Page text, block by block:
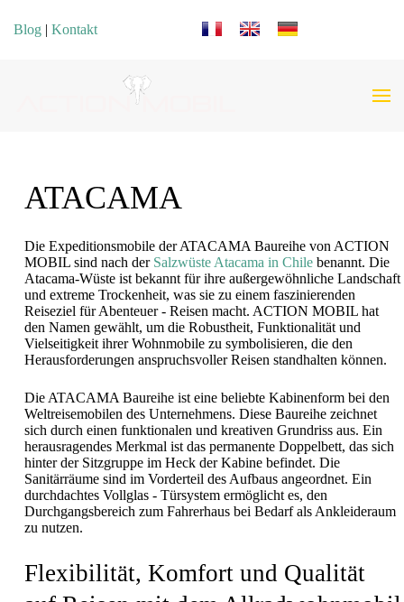
Blog | Kontakt Sprache auswählen
ATACAMA
Die Expeditionsmobile der ATACAMA Baureihe von ACTION
MOBIL sind nach der Salzwüste Atacama in Chile benannt. Die
Atacama-Wüste ist bekannt für ihre außergewöhnliche Landschaft
und extreme Trockenheit, was sie zu einem faszinierenden
Reiseziel für Abenteuer - Reisen macht. ACTION MOBIL hat
den Namen gewählt, um die Robustheit, Funktionalität und
Vielseitigkeit ihrer Wohnmobile zu symbolisieren, die den
Herausforderungen anspruchsvoller Reisen standhalten können.
Die ATACAMA Baureihe ist eine beliebte Kabinenform bei den
Weltreisemobilen des Unternehmens. Diese Baureihe zeichnet
sich durch einen funktionalen und kreativen Grundriss aus. Ein
herausragendes Merkmal ist das permanente Doppelbett, das sich
hinter der Sitzgruppe im Heck der Kabine befindet. Die
Sanitärräume sind im Vorderteil des Aufbaus angeordnet. Ein
durchdachtes Vollglas - Türsystem ermöglicht es, den
Durchgangsbereich zum Fahrerhaus bei Bedarf als Ankleideraum
zu nutzen.
Flexibilität, Komfort und Qualität